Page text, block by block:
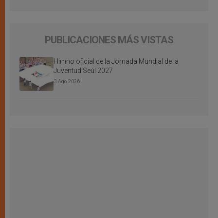
PUBLICACIONES MÁS VISTAS
Himno oficial de la Jornada Mundial de la
Juventud Seúl 2027
3 Ago 2026